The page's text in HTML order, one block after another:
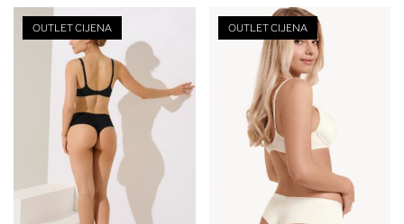
OUTLET CIJENA OUTLET CIJENA
2. Prsni obseg
Izmerite prsni obseg. Šiviljski
položite čez hrbet v višini
izreza in čez prsi, v višini bradavic
vdolbine med prsmi. V razdelku 2.
boste prebrali, katera globina
ustreza vaši meri (A, B …) – iščite v
stolpcu, ki ste ga določili s